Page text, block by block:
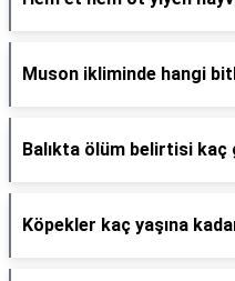
Muson ikliminde hangi
Balıkta ölüm belirtisi kaç
Köpekler kaç yaşına